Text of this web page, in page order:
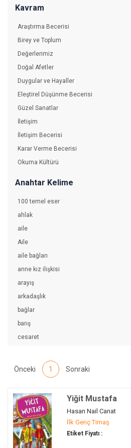
Kavram
Araştırma Becerisi
Birey ve Toplum
Değerlerimiz
Doğal Afetler
Duygular ve Hayaller
Eleştirel Düşünme Becerisi
Güzel Sanatlar
İletişim
İletişim Becerisi
Karar Verme Becerisi
Okuma Kültürü
Sevgi
Toplum Hayatı
Türkçeyi Doğru ve Etkin Kullanma Becerisi
Zaman ve Mekan
Anahtar Kelime
100 temel eser
ahlak
aile
Aile
aile bağları
anne kız ilişkisi
arayış
arkadaşlık
bağlar
barış
cesaret
heyecan
inanç
İstanbul
kahramanlık
Önceki 1 Sonraki
Yiğit Mustafa
Hasan Nail Canat
İlk Genç Timaş
Etiket Fiyatı :